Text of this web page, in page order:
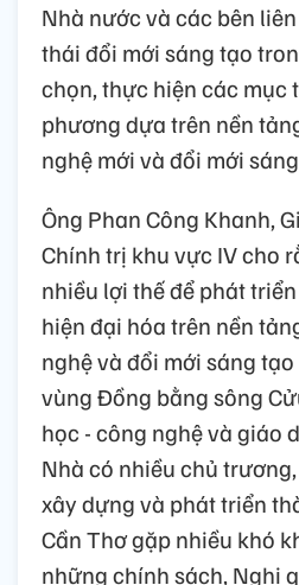
Nhà nước và các bên
thái đổi mới sáng tạo
chọn, thực hiện các mục
phương dựa trên nền
nghệ mới và đổi mới
Ông Phan Công Khanh,
Chính trị khu vực IV cho
nhiều lợi thế để phát
hiện đại hóa trên nền
nghệ và đổi mới sáng
vùng Đồng bằng sông
học - công nghệ và giáo
Nhà có nhiều chủ
xây dựng và phát triển
Cần Thơ gặp nhiều khó
những chính sách, Nghị